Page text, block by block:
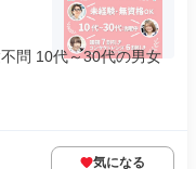
問 10代～30代の男女
気になる